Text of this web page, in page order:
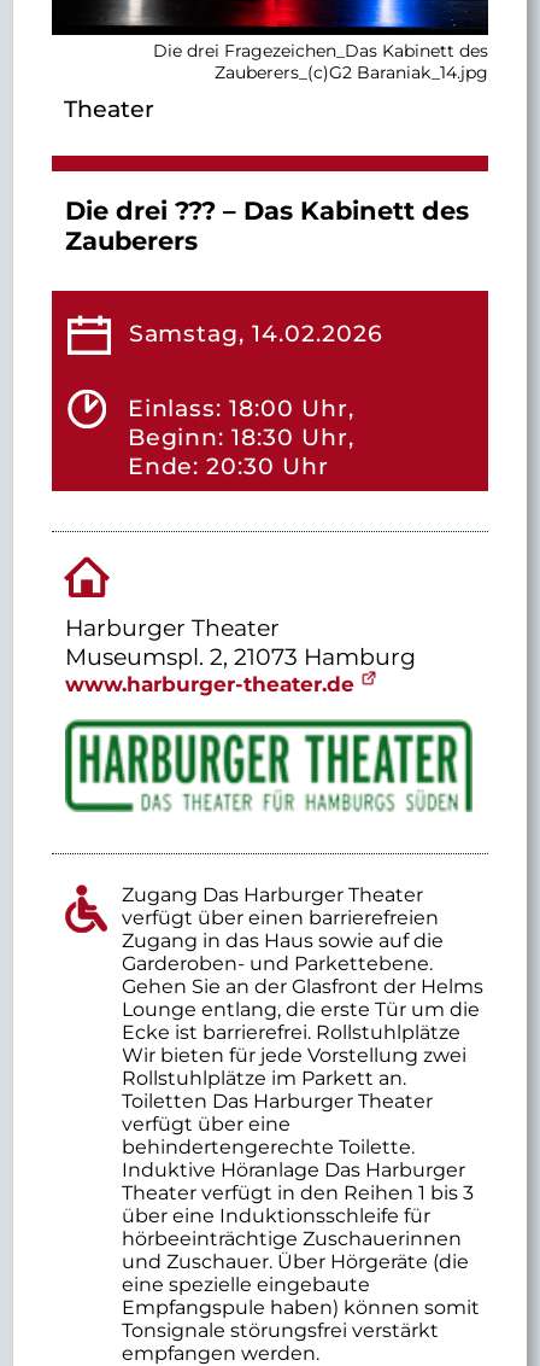
Die drei Fragezeichen_Das Kabinett des
Zauberers_(c)G2 Baraniak_14.jpg
Theater
Die drei ??? – Das Kabinett des
Zauberers
Samstag, 14.02.2026
Einlass: 18:00 Uhr,
Beginn: 18:30 Uhr,
Ende: 20:30 Uhr
Harburger Theater
Museumspl. 2, 21073 Hamburg
www.harburger-theater.de
Zugang Das Harburger Theater
verfügt über einen barrierefreien
Zugang in das Haus sowie auf die
Garderoben- und Parkettebene.
Gehen Sie an der Glasfront der Helms
Lounge entlang, die erste Tür um die
Ecke ist barrierefrei. Rollstuhlplätze
Wir bieten für jede Vorstellung zwei
Rollstuhlplätze im Parkett an.
Toiletten Das Harburger Theater
verfügt über eine
behindertengerechte Toilette.
Induktive Höranlage Das Harburger
Theater verfügt in den Reihen 1 bis 3
über eine Induktionsschleife für
hörbeeinträchtige Zuschauerinnen
und Zuschauer. Über Hörgeräte (die
eine spezielle eingebaute
Empfangspule haben) können somit
Tonsignale störungsfrei verstärkt
empfangen werden.